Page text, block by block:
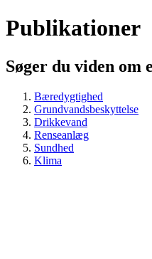
Publikationer
Søger du viden om
Bæredygtighed
Grundvandsbeskyttelse
Drikkevand
Renseanlæg
Sundhed
Klima